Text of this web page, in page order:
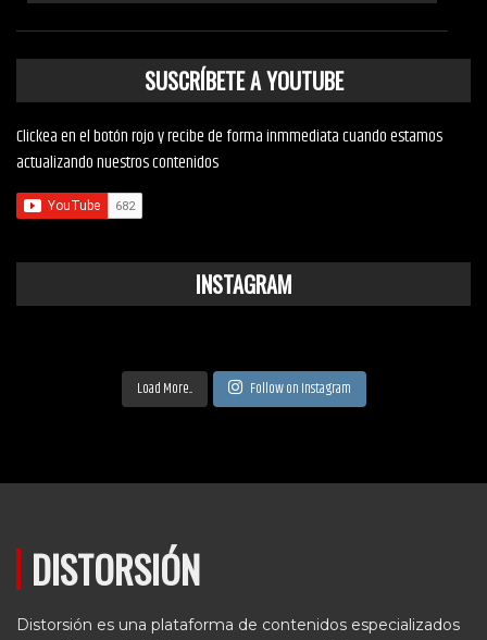
SUSCRÍBETE A YOUTUBE
Clickea en el botón rojo y recibe de forma inmmediata cuando estamos
actualizando nuestros contenidos
INSTAGRAM
Load More... Follow on Instagram
DISTORSIÓN
Distorsión es una plataforma de contenidos especializados